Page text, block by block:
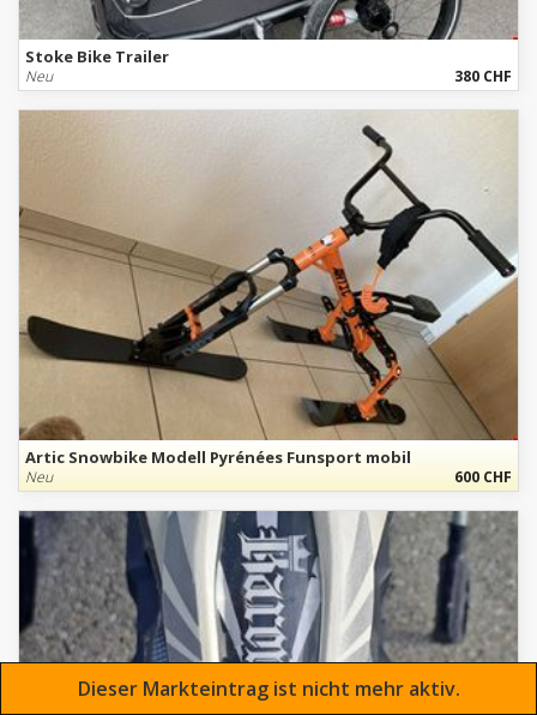
Stoke Bike Trailer
Neu 380 CHF
Artic Snowbike Modell Pyrénées Funsport mobil
Neu 600 CHF
Dieser Markteintrag ist nicht mehr aktiv.